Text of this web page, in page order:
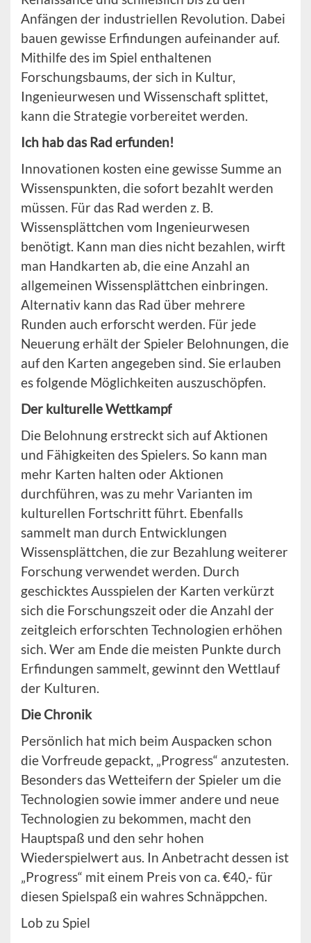
Anfängen der industriellen Revolution. Dabei
bauen gewisse Erfindungen aufeinander auf.
Mithilfe des im Spiel enthaltenen
Forschungsbaums, der sich in Kultur,
Ingenieurwesen und Wissenschaft splittet,
kann die Strategie vorbereitet werden.
Ich hab das Rad erfunden!
Innovationen kosten eine gewisse Summe an
Wissenspunkten, die sofort bezahlt werden
müssen. Für das Rad werden z. B.
Wissensplättchen vom Ingenieurwesen
benötigt. Kann man dies nicht bezahlen, wirft
man Handkarten ab, die eine Anzahl an
allgemeinen Wissensplättchen einbringen.
Alternativ kann das Rad über mehrere
Runden auch erforscht werden. Für jede
Neuerung erhält der Spieler Belohnungen, die
auf den Karten angegeben sind. Sie erlauben
es folgende Möglichkeiten auszuschöpfen.
Der kulturelle Wettkampf
Die Belohnung erstreckt sich auf Aktionen
und Fähigkeiten des Spielers. So kann man
mehr Karten halten oder Aktionen
durchführen, was zu mehr Varianten im
kulturellen Fortschritt führt. Ebenfalls
sammelt man durch Entwicklungen
Wissensplättchen, die zur Bezahlung weiterer
Forschung verwendet werden. Durch
geschicktes Ausspielen der Karten verkürzt
sich die Forschungszeit oder die Anzahl der
zeitgleich erforschten Technologien erhöhen
sich. Wer am Ende die meisten Punkte durch
Erfindungen sammelt, gewinnt den Wettlauf
der Kulturen.
Die Chronik
Persönlich hat mich beim Auspacken schon
die Vorfreude gepackt, „Progress“ anzutesten.
Besonders das Wetteifern der Spieler um die
Technologien sowie immer andere und neue
Technologien zu bekommen, macht den
Hauptspaß und den sehr hohen
Wiederspielwert aus. In Anbetracht dessen ist
„Progress“ mit einem Preis von ca. €40,- für
diesen Spielspaß ein wahres Schnäppchen.
Lob zu Spiel